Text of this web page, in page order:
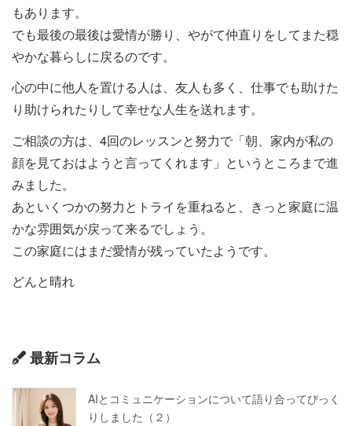
もあります。
でも最後の最後は愛情が勝り、やがて仲直りをしてまた穏
やかな暮らしに戻るのです。
心の中に他人を置ける人は、友人も多く、仕事でも助けた
り助けられたりして幸せな人生を送れます。
ご相談の方は、4回のレッスンと努力で「朝、家内が私の
顔を見ておはようと言ってくれます」というところまで進
みました。
あといくつかの努力とトライを重ねると、きっと家庭に温
かな雰囲気が戻って来るでしょう。
この家庭にはまだ愛情が残っていたようです。
どんと晴れ
最新コラム
AIとコミュニケーションについて語り合ってびっく
りしました（２）